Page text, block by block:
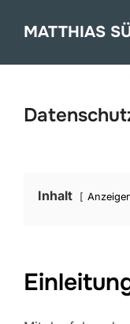
InhaltMATTHIAS
Inhalt